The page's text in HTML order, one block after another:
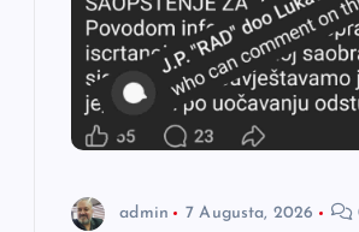
admin 7 Augusta, 2026